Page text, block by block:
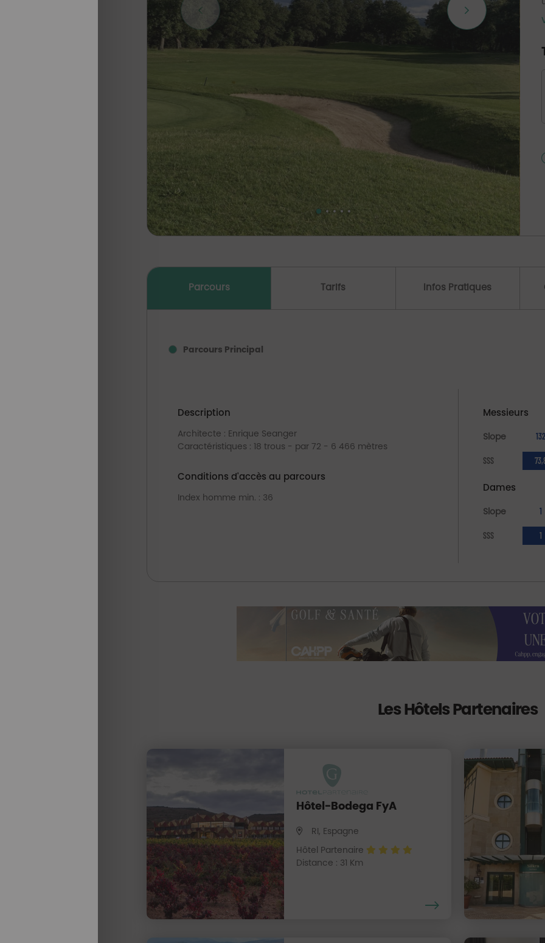
Parcours Tarifs Infos Pratiques
Parcours Principal
Description
Architecte : Enrique Seanger
Caractéristiques : 18 trous - par 72 - 6 466 mètres
Conditions d'accès au parcours
Index homme min. : 36
Messieurs
Slope 132
SSS
Dames
Slope 1
SSS 1
Les Hôtels Partenaires
Hôtel-Bodega FyA
RI, Espagne
Hôtel Partenaire
Distance : 31 Km